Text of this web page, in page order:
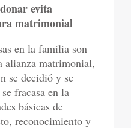
evita
matrimonial
en la familia son
alianza matrimonial,
se decidió y se
fracasa en la
básicas de
reconocimiento y